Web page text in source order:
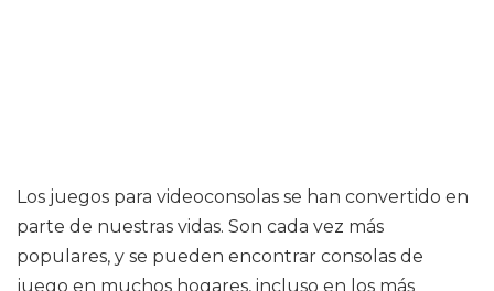
Los juegos para videoconsolas se han convertido en
parte de nuestras vidas. Son cada vez más
populares, y se pueden encontrar consolas de
juego en muchos hogares, incluso en los más